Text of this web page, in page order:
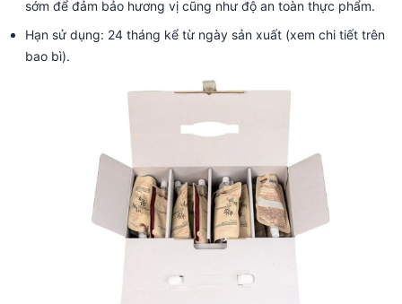
sớm để đảm bảo hương vị cũng như độ an toàn thực phẩm.
Hạn sử dụng: 24 tháng kể từ ngày sản xuất (xem chi tiết trên
bao bì).